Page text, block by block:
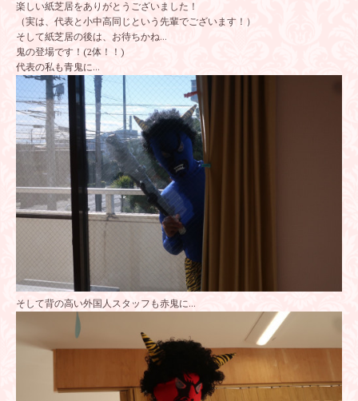
楽しい紙芝居をありがとうございました！
（実は、代表と小中高同じという先輩でございます！）
そして紙芝居の後は、お待ちかね…
鬼の登場です！(2体！！)
代表の私も青鬼に…
そして背の高い外国人スタッフも赤鬼に…